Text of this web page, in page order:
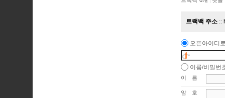
트랙백 주소
오픈아이디
이름/비밀번
이름
암호